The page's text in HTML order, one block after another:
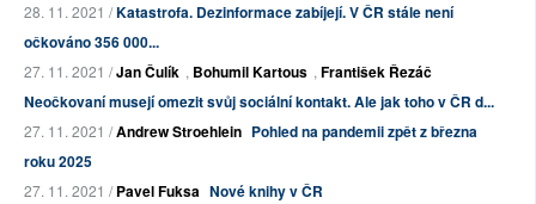
28. 11. 2021 /Katastrofa. Dezinformace zabíjejí. V ČR stále není
očkováno 356 000...
27. 11. 2021 /Jan Čulík , Bohumil Kartous ,František Řezáč
Neočkovaní musejí omezit svůj sociální kontakt. Ale jak toho v ČR d...
27. 11. 2021 /Andrew Stroehlein Pohled na pandemii zpět z března
roku 2025
27. 11. 2021 /Pavel Fuksa Nové knihy v ČR